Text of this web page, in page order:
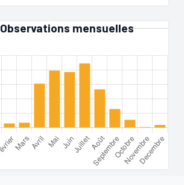
Observations mensuelles